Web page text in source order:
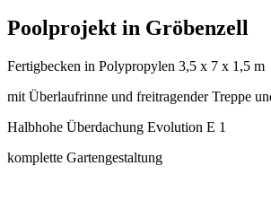
Poolprojekt in Gröbenzell
Fertigbecken in Polypropylen 3,5 x 7 x 1,5 m
mit Überlaufrinne und freitragender Treppe
Halbhohe Überdachung Evolution E 1
komplette Gartengestaltung